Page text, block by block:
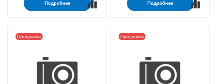
Подробнее Подробнее
Предзаказ Предзаказ